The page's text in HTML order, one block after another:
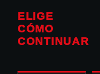
ELIGE
CÓMO
CONTINUAR